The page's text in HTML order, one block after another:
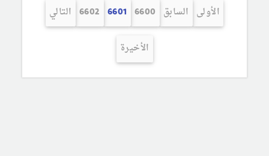
الأولى السابق 6600
6601
6602 التالي
الأخيرة